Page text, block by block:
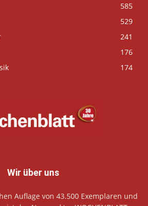
585
529
241
176
174
Wir über uns
Auflage von 43.500 Exemplaren und